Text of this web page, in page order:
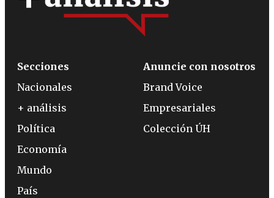
Secciones
Nacionales
+ análisis
Política
Economía
Mundo
País
Anuncie con nosotros
Brand Voice
Empresariales
Colección ÚH